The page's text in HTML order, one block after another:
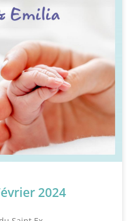
2024